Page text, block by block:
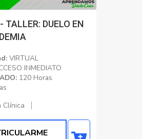
TALLER: DUELO EN
VIRTUAL
INMEDIATO
120 Horas
Clínica